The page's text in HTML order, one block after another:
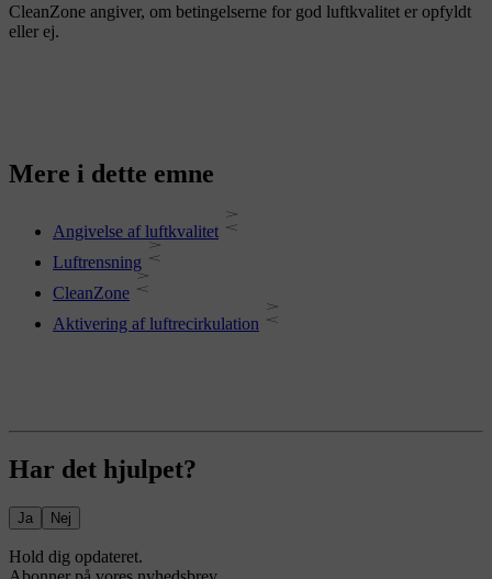
CleanZone angiver, om betingelserne for god luftkvalitet er opfyldt
eller ej.
Mere i dette emne
Angivelse af luftkvalitet
Luftrensning
CleanZone
Aktivering af luftrecirkulation
Har det hjulpet?
Ja Nej